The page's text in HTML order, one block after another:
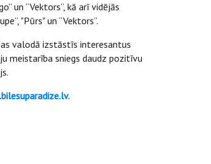
un “Vektors”, kā arī vidējās
"Pūrs" un “Vektors”.
valodā izstāstīs interesantus
meistarība sniegs daudz pozitīvu